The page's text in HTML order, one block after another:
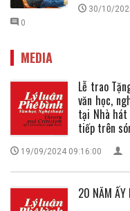
30/10/
0
MEDIA
Lễ trao
văn học,
tại Nhà hát
tiếp trên
19/09/2024 09:16:00
20 NĂM ẤY